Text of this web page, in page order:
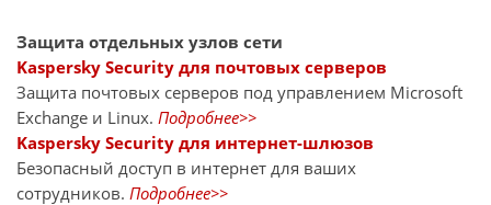
Защита отдельных узлов сети
Kaspersky Security для почтовых серверов
Защита почтовых серверов под управлением Microsoft
Exchange и Linux. Подробнее>>
Kaspersky Security для интернет-шлюзов
Безопасный доступ в интернет для ваших
сотрудников. Подробнее>>